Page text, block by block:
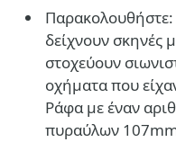
Παρακολουθήστε:
δείχνουν σκηνές
στοχεύουν
οχήματα που
Ράφα με έναν
πυραύλων